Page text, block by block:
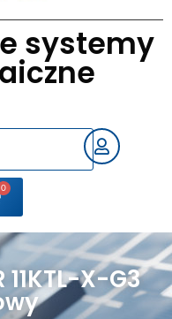
systemy
0
11KTL-X-G3